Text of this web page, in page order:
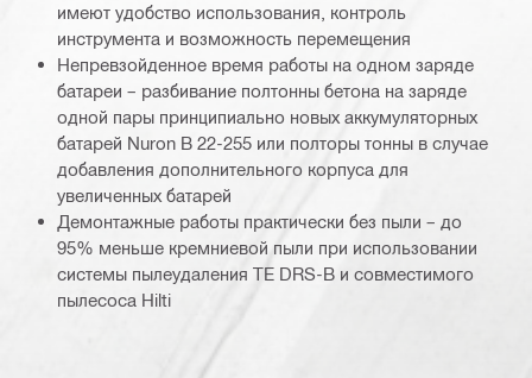
имеют удобство использования, контроль
инструмента и возможность перемещения
Непревзойденное время работы на одном заряде
батареи – разбивание полтонны бетона на заряде
одной пары принципиально новых аккумуляторных
батарей Nuron B 22-255 или полторы тонны в случае
добавления дополнительного корпуса для
увеличенных батарей
Демонтажные работы практически без пыли – до
95% меньше кремниевой пыли при использовании
системы пылеудаления TE DRS-B и совместимого
пылесоса Hilti